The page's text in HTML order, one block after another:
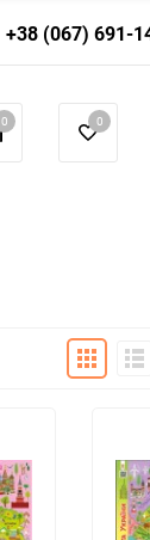
+38 (067) 691-
0 0
Плитка